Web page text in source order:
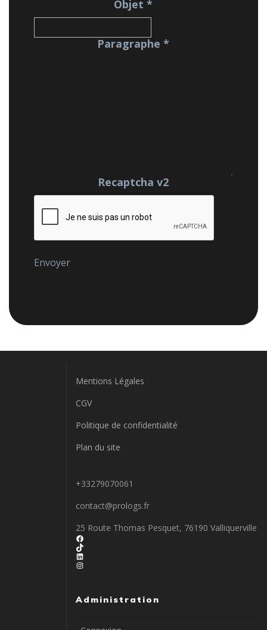
Objet*
Paragraphe*
Recaptcha v2
Mentions Légales
CGV
Politique de confidentialité
Plan du site
+33279070061
contact@prologs.fr
25 Route Thomas Pesquet, 76190 Valliquerville
Facebook
TikTok
LinkedIn
Instagram
Administration